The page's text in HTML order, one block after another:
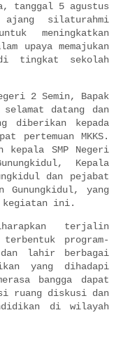
tanggal 5 agustus
silaturahmi
meningkatkan
upaya memajukan
tingkat sekolah
2 Semin, Bapak
selamat datang dan
diberikan kepada
pertemuan MKKS.
SMP Negeri
Kepala
dan pejabat
Gunungkidul, yang
kegiatan ini.
terjalin
program-
lahir berbagai
yang dihadapi
bangga dapat
ruang diskusi dan
di wilayah